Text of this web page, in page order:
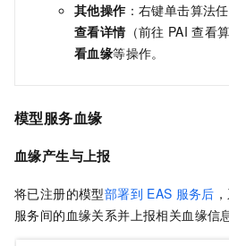
其他操作 ：右键单击算法
查看详情（前往 PAI 查看
看血缘等操作。
模型服务血缘
血缘产生与上报
将已注册的模型部署到 EAS 服务后
服务间的血缘关系并上报相关血缘信息